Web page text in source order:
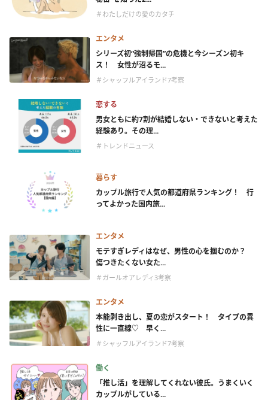
＃わたしだけの愛のカタチ
エンタメ
シリーズ初“強制帰国”の危機と今シーズン初キ
ス！ 女性が沼るモ...
＃シャッフルアイランド7考察
恋する
男女ともに約7割が結婚しない・できないと考えた
経験あり。その理...
＃トレンドニュース
暮らす
カップル旅行で人気の都道府県ランキング！ 行
ってよかった国内旅...
エンタメ
モテすぎレディはなぜ、男性の心を掴むのか？
傷つきたくない女た...
＃ガールオアレディ3考察
エンタメ
本能剥き出し、夏の恋がスタート！ タイプの異
性に一直線♡ 早く...
＃シャッフルアイランド7考察
働く
「推し活」を理解してくれない彼氏。うまくいく
カップルがしている...